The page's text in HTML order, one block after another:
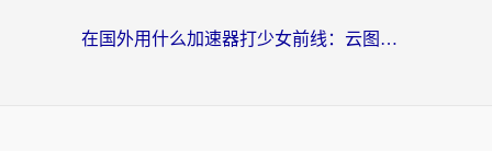
在国外用什么加速器打少女前线：云图计划不卡？一个老玩家的掏心分享